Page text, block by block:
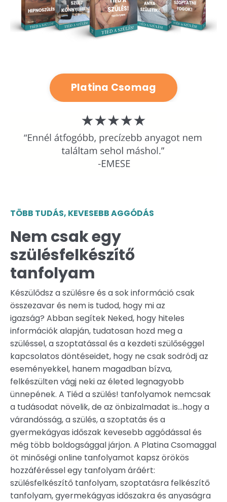
Platina Csomag
TÖBB TUDÁS, KEVESEBB AGGÓDÁS
Nem csak egy
szülésfelkészítő
tanfolyam
Készülődsz a szülésre és a sok információ csak
összezavar és nem is tudod, hogy mi az
igazság? Abban segítek Neked, hogy hiteles
információk alapján, tudatosan hozd meg a
szüléssel, a szoptatással és a kezdeti szülőséggel
kapcsolatos döntéseidet, hogy ne csak sodródj az
eseményekkel, hanem magadban bízva,
felkészülten vágj neki az életed legnagyobb
ünnepének. A Tiéd a szülés! tanfolyamok nemcsak
a tudásodat növelik, de az önbizalmadat is...hogy a
várandósság, a szülés, a szoptatás és a
gyermekágyas időszak kevesebb aggódással és
még több boldogsággal járjon. A Platina Csomaggal
öt minőségi online tanfolyamot kapsz örökös
hozzáféréssel egy tanfolyam áráért:
szülésfelkészítő tanfolyam, szoptatásra felkészítő
tanfolyam, gyermekágyas időszakra és anyaságra